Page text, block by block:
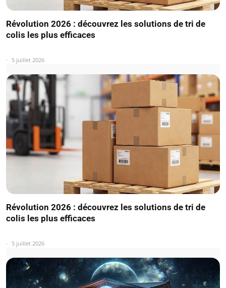
Révolution 2026 : découvrez les solutions de tri de
colis les plus efficaces
5 juillet 2026
Révolution 2026 : découvrez les solutions de tri de
colis les plus efficaces
5 juillet 2026